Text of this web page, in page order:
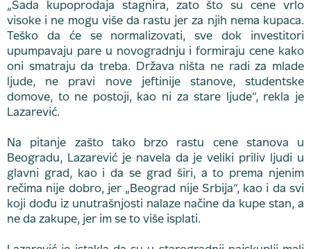
„Sada kupoprodaja stagnira, zato što su cene vrlo
visoke i ne mogu više da rastu jer za njih nema kupaca.
Teško da će se normalizovati, sve dok investitori
upumpavaju pare u novogradnju i formiraju cene kako
oni smatraju da treba. Država ništa ne radi za mlade
ljude, ne pravi nove jeftinije stanove, studentske
domove, to ne postoji, kao ni za stare ljude“, rekla je
Lazarević.
Na pitanje zašto tako brzo rastu cene stanova u
Beogradu, Lazarević je navela da je veliki priliv ljudi u
glavni grad, kao i da se grad širi, a to prema njenim
rečima nije dobro, jer „Beograd nije Srbija“, kao i da svi
koji dođu iz unutrašnjosti nalaze načine da kupe stan, a
ne da zakupe, jer im se to više isplati.